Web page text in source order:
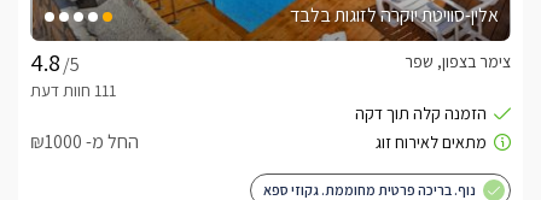
אלין-סוויטת יוקרה לזוגות בלבד
/5
צימר בצפון, שפר
החל מ- ₪1000
נוף. בריכה פרטית מחוממת. גקוזי ספא